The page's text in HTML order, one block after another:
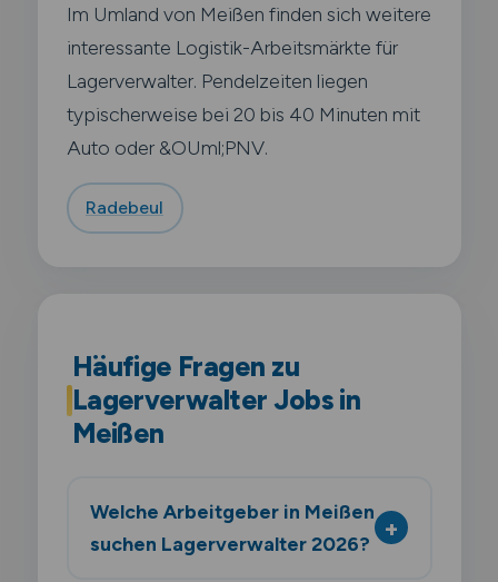
Im Umland von Meißen finden sich weitere
interessante Logistik-Arbeitsmärkte für
Lagerverwalter. Pendelzeiten liegen
typischerweise bei 20 bis 40 Minuten mit
Auto oder &OUml;PNV.
Radebeul
Häufige Fragen zu
Lagerverwalter Jobs in
Meißen
Welche Arbeitgeber in Meißen
suchen Lagerverwalter 2026?